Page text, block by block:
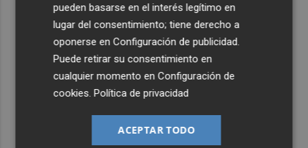
pueden basarse en el interés legítimo en
lugar del consentimiento; tiene derecho a
oponerse enConfiguración de publicidad
Puede retirar su consentimiento en
cualquier momento enConfiguración de
cookies .Política de privacidad
ACEPTAR TODO